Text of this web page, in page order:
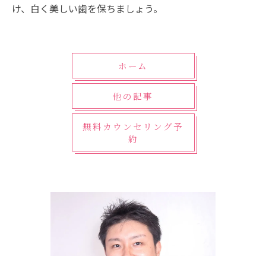
け、白く美しい歯を保ちましょう。
ホーム
他の記事
無料カウンセリング予
約